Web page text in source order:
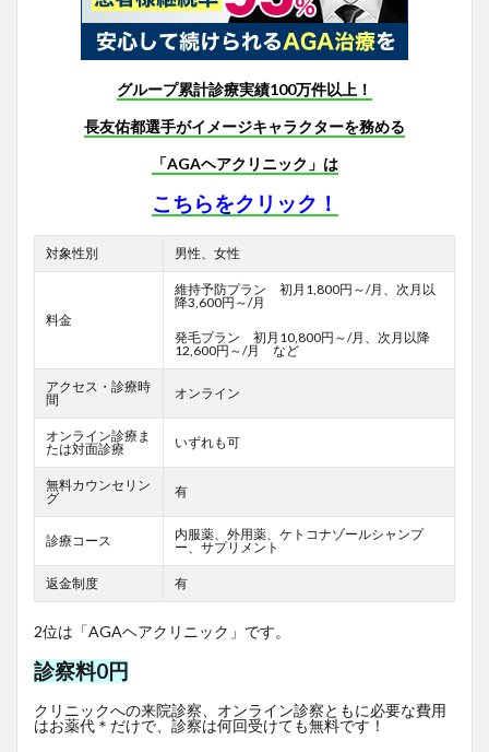
グループ累計診療実績100万件以上！
長友佑都選手がイメージキャラクターを務める
「AGAヘアクリニック」は
こちらをクリック！
対象性別 男性、女性
料金
維持予防プラン 初月1,800円～/月、次月以
降3,600円～/月
発毛プラン 初月10,800円～/月、次月以降
12,600円～/月 など
アクセス・診療時
間
オンライン
オンライン診療ま
たは対面診療
いずれも可
無料カウンセリン
グ
有
診療コース
内服薬、外用薬、ケトコナゾールシャンプ
ー、サプリメント
返金制度 有
2位は「AGAヘアクリニック」です。
診察料0円
クリニックへの来院診察、オンライン診察ともに必要な費用
はお薬代＊だけで、診察は何回受けても無料です！